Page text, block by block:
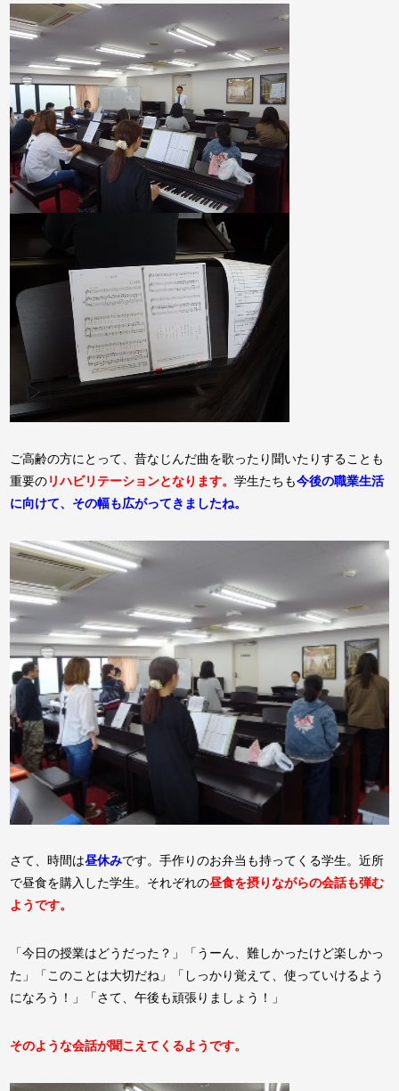
ご高齢の方にとって、昔なじんだ曲を歌ったり聞いたりすることも
重要のリハビリテーションとなります。学生たちも今後の職業生活
に向けて、その幅も広がってきましたね。
さて、時間は昼休みです。手作りのお弁当も持ってくる学生。近所
で昼食を購入した学生。それぞれの昼食を摂りながらの会話も弾む
ようです。
「今日の授業はどうだった？」「うーん、難しかったけど楽しかっ
た」「このことは大切だね」「しっかり覚えて、使っていけるよう
になろう！」
「さて、午後も頑張りましょう！」
そのような会話が聞こえてくるようです。